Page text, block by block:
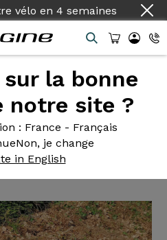
vélo en 4 semaines
la bonne
notre site ?
: France - Français
Non, je change
in English
GRX Mixte 2x11v -
GRX Mixte
Red 900